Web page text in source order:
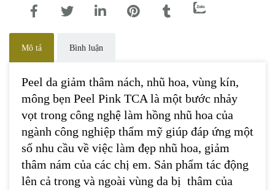
Mô tả Bình luận
Peel da giảm thâm nách, nhũ hoa, vùng kín,
mông bẹn Peel Pink TCA là một bước nhảy
vọt trong công nghệ làm hồng nhũ hoa của
ngành công nghiệp thẩm mỹ giúp đáp ứng một
số nhu cầu về việc làm đẹp nhũ hoa, giảm
thâm nám của các chị em. Sản phẩm tác động
lên cả trong và ngoài vùng da bị thâm của